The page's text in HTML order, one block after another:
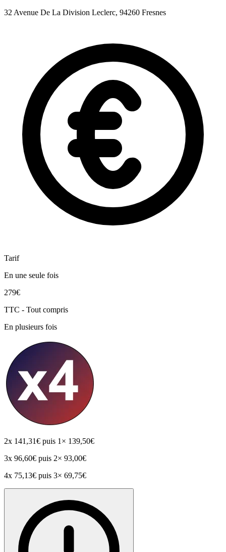
32 Avenue De La Division Leclerc, 94260 Fresnes
Tarif
En une seule fois
279€
TTC - Tout compris
En plusieurs fois
2x 141,31€ puis 1× 139,50€
3x 96,60€ puis 2× 93,00€
4x 75,13€ puis 3× 69,75€